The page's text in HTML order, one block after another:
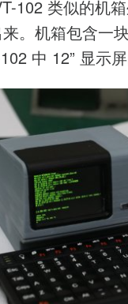
102 类似的机
。机箱包含一
中 12” 显示屏